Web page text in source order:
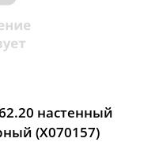
настенный
(X070157)